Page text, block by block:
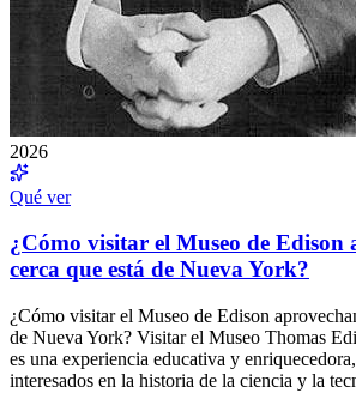
2026
Qué ver
¿Cómo visitar el Museo de Edison
cerca que está de Nueva York?
¿Cómo visitar el Museo de Edison
de Nueva York? Visitar el Museo Thomas
es una experiencia educativa y
interesados en la historia de la ciencia y la